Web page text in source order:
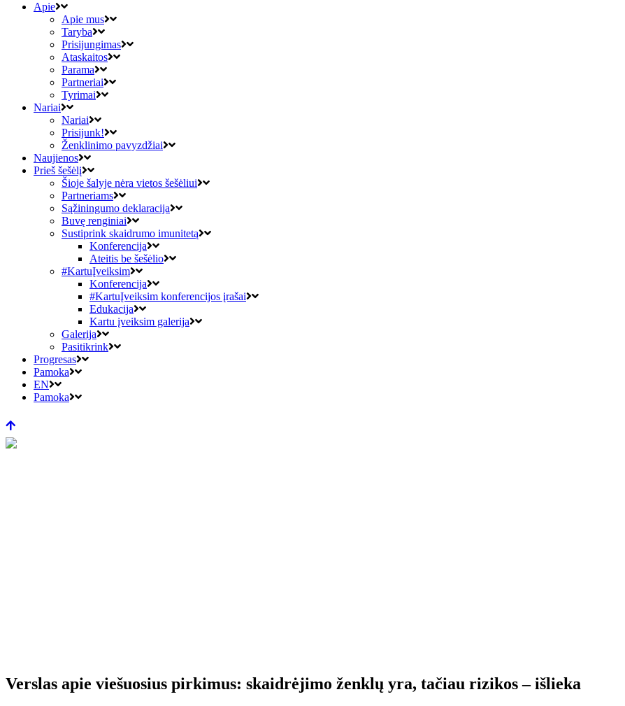
Apie
Apie mus
Taryba
Prisijungimas
Ataskaitos
Parama
Partneriai
Tyrimai
Nariai
Nariai
Prisijunk!
Ženklinimo pavyzdžiai
Naujienos
Prieš šešėlį
Šioje šalyje nėra vietos šešėliui
Partneriams
Sąžiningumo deklaracija
Buvę renginiai
Sustiprink skaidrumo imunitetą
Konferencija
Ateitis be šešėlio
#KartuĮveiksim
Konferencija
#KartuĮveiksim konferencijos įrašai
Edukacija
Kartu įveiksim galerija
Galerija
Pasitikrink
Progresas
Pamoka
EN
Pamoka
Verslas apie viešuosius pirkimus: skaidrėjimo ženklų yra, tačiau rizikos – išlieka